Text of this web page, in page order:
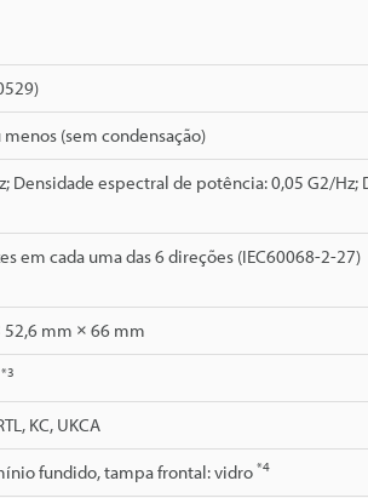
menos (sem condensação)
Densidade espectral de potência: 0,05 G2/Hz;
em cada uma das 6 direções (IEC60068-2-27)
mm × 66 mm
*3
KC, UKCA
fundido, tampa frontal: vidro *4